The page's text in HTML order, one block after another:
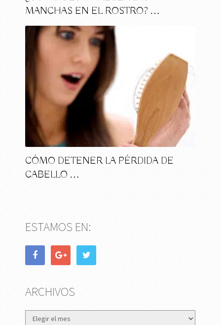
MANCHAS EN EL ROSTRO? …
CÓMO DETENER LA PÉRDIDA DE
CABELLO …
ESTAMOS EN:
ARCHIVOS
Archivos